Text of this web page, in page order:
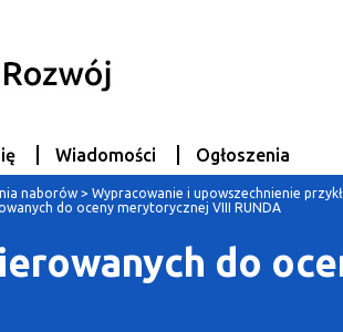
Wiadomości Ogłoszenia
naborów > Wypracowanie i upowszechnienie
do oceny merytorycznej VIII RUNDA
do